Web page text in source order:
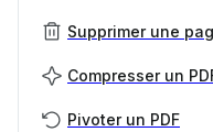
Supprimer une
Compresser un
Pivoter un PDF